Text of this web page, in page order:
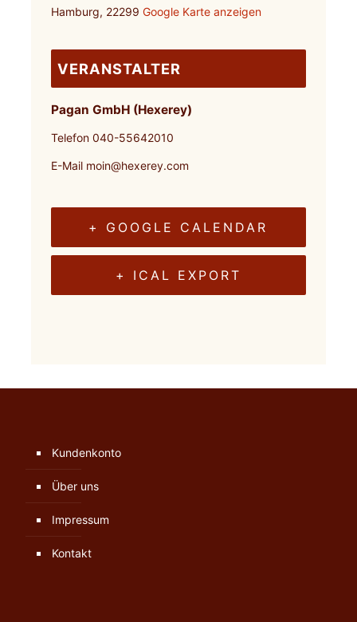
Hamburg, 22299 Google Karte anzeigen
VERANSTALTER
Pagan GmbH (Hexerey)
Telefon040-55642010
E-Mail moin@hexerey.com
+ GOOGLE CALENDAR
+ ICAL EXPORT
Kundenkonto
Über uns
Impressum
Kontakt